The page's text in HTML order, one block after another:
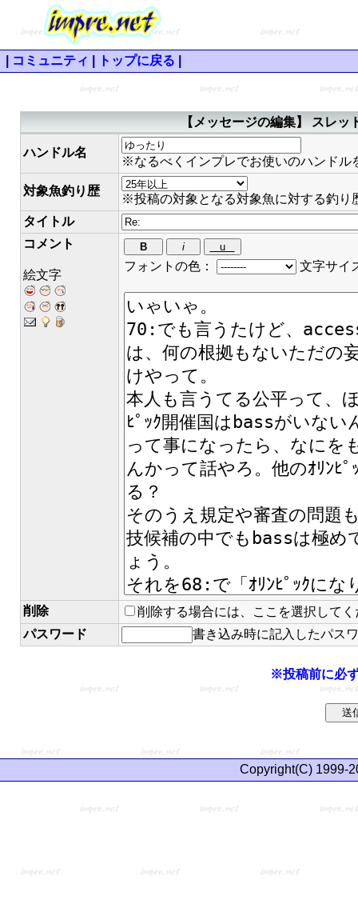
コミュニティ トップに戻る
【メッセージの編集】 スレ
ハンドル名
※なるべくインプレでお使いのハンドル
対象魚釣り歴
※投稿の対象となる対象魚に対する釣り
タイトル
コメント
絵文字
フォントの色： 文字サイ
削除
削除する場合には、ここを選択してく
パスワード
書き込み時に記入したパス
※投稿前に必
Copyright(C) 1999-